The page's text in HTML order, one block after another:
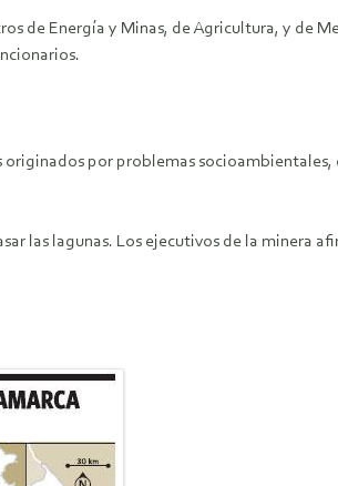
de Energía y Minas, de Agricultura, y de
por problemas
las lagunas. Los ejecutivos de la minera